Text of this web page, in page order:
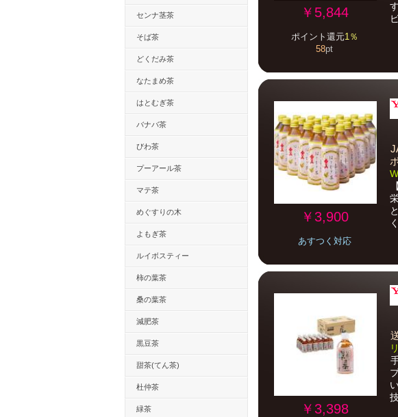
センナ茎茶
そば茶
どくだみ茶
なたまめ茶
はとむぎ茶
バナバ茶
びわ茶
プーアール茶
マテ茶
めぐすりの木
よもぎ茶
ルイボスティー
柿の葉茶
桑の葉茶
減肥茶
黒豆茶
甜茶(てん茶)
杜仲茶
緑茶
￥5,844
ポイント還元1％
58pt
￥3,900
あすつく対応
￥3,398